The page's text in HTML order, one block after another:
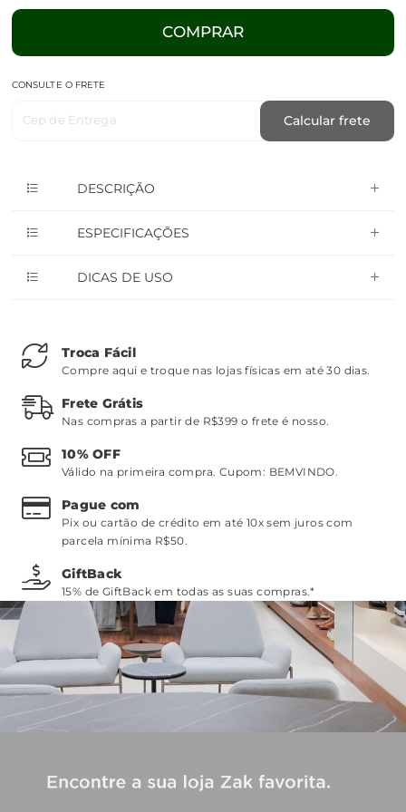
COMPRAR
CONSULTE O FRETE
Cep de Entrega Calcular frete
DESCRIÇÃO
ESPECIFICAÇÕES
DICAS DE USO
Troca Fácil
Compre aqui e troque nas lojas físicas em até 30 dias.
Frete Grátis
Nas compras a partir de R$399 o frete é nosso.
10% OFF
Válido na primeira compra. Cupom: BEMVINDO.
Pague com
Pix ou cartão de crédito em até 10x sem juros com
parcela mínima R$50.
GiftBack
15% de GiftBack em todas as suas compras.*